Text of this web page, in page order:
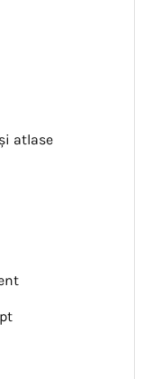
atlase